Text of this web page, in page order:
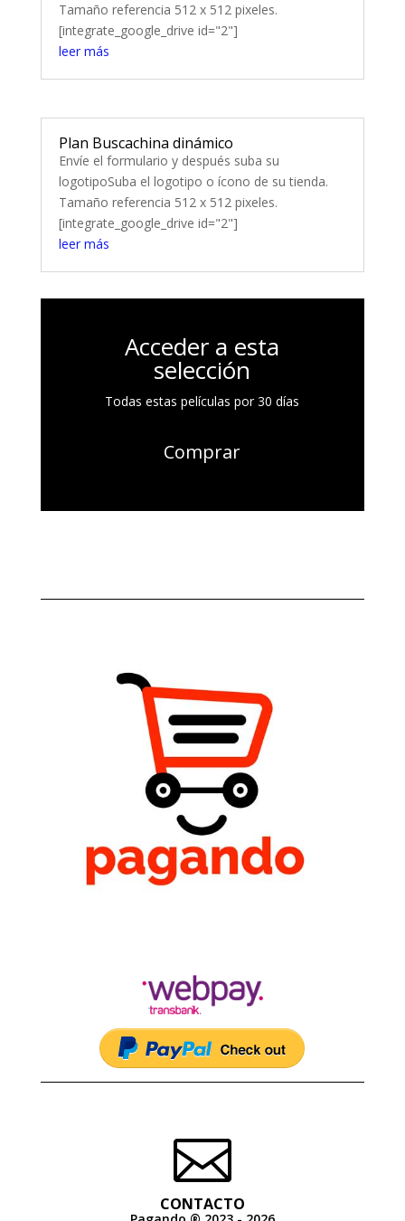
Tamaño referencia 512 x 512 pixeles.
[integrate_google_drive id="2"]
leer más
Plan Buscachina dinámico
Envíe el formulario y después suba su
logotipoSuba el logotipo o ícono de su tienda.
Tamaño referencia 512 x 512 pixeles.
[integrate_google_drive id="2"]
leer más
Acceder a esta
selección
Todas estas películas por 30 días
Comprar

CONTACTO